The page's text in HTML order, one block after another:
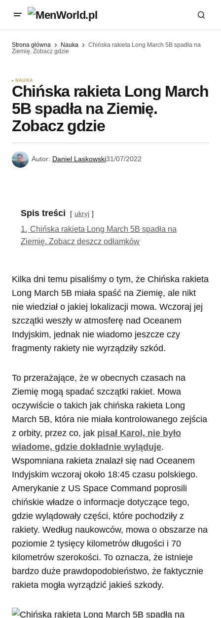
Strona główna Nauka
Chińska rakieta Long March 5B spadła na
Ziemię. Zobacz gdzie
NAUKA
Chińska rakieta Long March
5B spadła na Ziemię.
Zobacz gdzie
Autor: Daniel Laskowski31/07/2022
Spis treści ukryj
1. Chińska rakieta Long March 5B spadła na
Ziemię. Zobacz deszcz odłamków
Kilka dni temu pisaliśmy o tym, że Chińska rakieta
Long March 5B miała spaść na Ziemię, ale nikt
nie wiedział o jakiej lokalizacji mowa. Wczoraj jej
szczątki weszły w atmosferę nad Oceanem
Indyjskim, jednak nie wiadomo jeszcze czy
fragmenty rakiety nie wyrządziły szkód.
To przerażające, że w obecnych czasach na
Ziemię mogą spadać szczątki rakiet. Mowa
oczywiście o takich jak chińska rakieta Long
March 5B, która nie miała kontrolowanego zejścia
z orbity, przez co, jak pisał Karol, nie było
wiadome, gdzie dokładnie wyląduje.
Wspomniana rakieta znalazł się nad Oceanem
Indyjskim wczoraj około 18:45 czasu polskiego.
Amerykanie z US Space Command poprosili
chińskie władze o informacje dotyczące tego,
gdzie wylądowały części, które pochodziły z
rakiety. Według naukowców, mowa o obszarze na
poziomie 2 tysięcy kilometrów długości i 70
kilometrów szerokości. To oznacza, że istnieje
bardzo duże prawdopodobieństwo, że faktycznie
rakieta mogła wyrządzić jakieś szkody.